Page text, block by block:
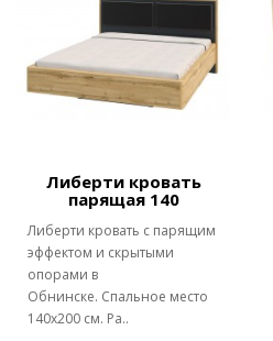
Либерти кровать
парящая 140
Либерти кровать с парящим
эффектом и скрытыми
опорами в
Обнинске. Спальное место
140х200 см. Ра..